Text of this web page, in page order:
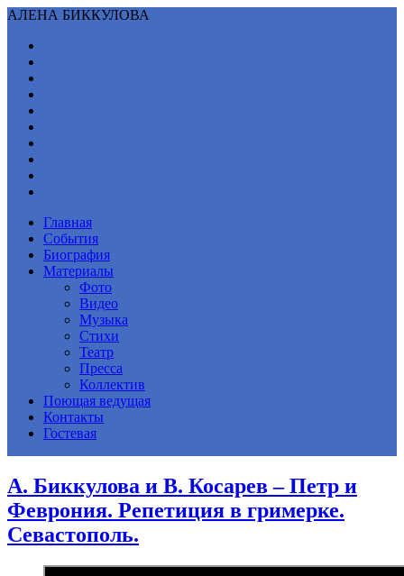
АЛЕНА БИККУЛОВА
Главная
События
Биография
Материалы
Фото
Видео
Музыка
Стихи
Театр
Пресса
Коллектив
Поющая ведущая
Контакты
Гостевая
А. Биккулова и В. Косарев – Петр и
Феврония. Репетиция в гримерке.
Севастополь.